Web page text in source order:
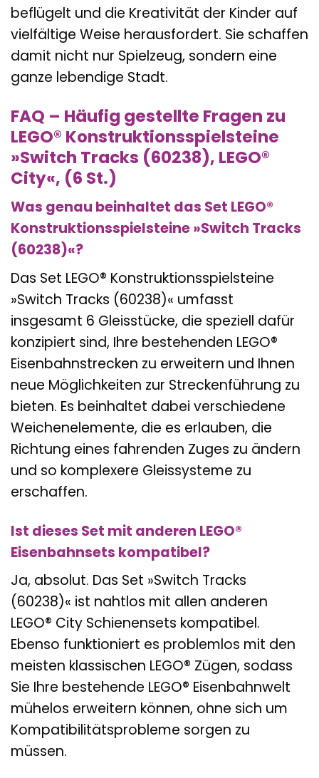
beflügelt und die Kreativität der Kinder auf
vielfältige Weise herausfordert. Sie schaffen
damit nicht nur Spielzeug, sondern eine
ganze lebendige Stadt.
FAQ – Häufig gestellte Fragen zu
LEGO® Konstruktionsspielsteine
»Switch Tracks (60238), LEGO®
City«, (6 St.)
Was genau beinhaltet das Set LEGO®
Konstruktionsspielsteine »Switch Tracks
(60238)«?
Das Set LEGO® Konstruktionsspielsteine
»Switch Tracks (60238)« umfasst
insgesamt 6 Gleisstücke, die speziell dafür
konzipiert sind, Ihre bestehenden LEGO®
Eisenbahnstrecken zu erweitern und Ihnen
neue Möglichkeiten zur Streckenführung zu
bieten. Es beinhaltet dabei verschiedene
Weichenelemente, die es erlauben, die
Richtung eines fahrenden Zuges zu ändern
und so komplexere Gleissysteme zu
erschaffen.
Ist dieses Set mit anderen LEGO®
Eisenbahnsets kompatibel?
Ja, absolut. Das Set »Switch Tracks
(60238)« ist nahtlos mit allen anderen
LEGO® City Schienensets kompatibel.
Ebenso funktioniert es problemlos mit den
meisten klassischen LEGO® Zügen, sodass
Sie Ihre bestehende LEGO® Eisenbahnwelt
mühelos erweitern können, ohne sich um
Kompatibilitätsprobleme sorgen zu
müssen.